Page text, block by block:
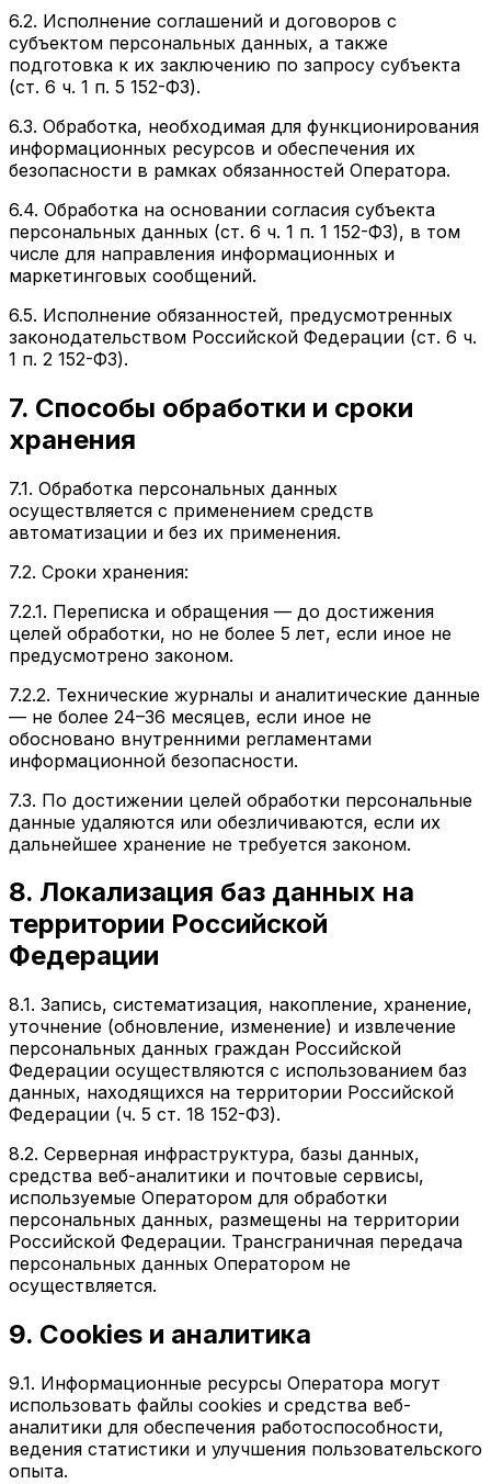
6.2. Исполнение соглашений и договоров с
субъектом персональных данных, а также
подготовка к их заключению по запросу субъекта
(ст. 6 ч. 1 п. 5 152-ФЗ).
6.3. Обработка, необходимая для функционирования
информационных ресурсов и обеспечения их
безопасности в рамках обязанностей Оператора.
6.4. Обработка на основании согласия субъекта
персональных данных (ст. 6 ч. 1 п. 1 152-ФЗ), в том
числе для направления информационных и
маркетинговых сообщений.
6.5. Исполнение обязанностей, предусмотренных
законодательством Российской Федерации (ст. 6 ч.
1 п. 2 152-ФЗ).
7. Способы обработки и сроки
хранения
7.1. Обработка персональных данных
осуществляется с применением средств
автоматизации и без их применения.
7.2. Сроки хранения:
7.2.1. Переписка и обращения — до достижения
целей обработки, но не более 5 лет, если иное не
предусмотрено законом.
7.2.2. Технические журналы и аналитические данные
— не более 24–36 месяцев, если иное не
обосновано внутренними регламентами
информационной безопасности.
7.3. По достижении целей обработки персональные
данные удаляются или обезличиваются, если их
дальнейшее хранение не требуется законом.
8. Локализация баз данных на
территории Российской
Федерации
8.1. Запись, систематизация, накопление, хранение,
уточнение (обновление, изменение) и извлечение
персональных данных граждан Российской
Федерации осуществляются с использованием баз
данных, находящихся на территории Российской
Федерации (ч. 5 ст. 18 152-ФЗ).
8.2. Серверная инфраструктура, базы данных,
средства веб-аналитики и почтовые сервисы,
используемые Оператором для обработки
персональных данных, размещены на территории
Российской Федерации. Трансграничная передача
персональных данных Оператором не
осуществляется.
9. Cookies и аналитика
9.1. Информационные ресурсы Оператора могут
использовать файлы cookies и средства веб-
аналитики для обеспечения работоспособности,
ведения статистики и улучшения пользовательского
опыта.